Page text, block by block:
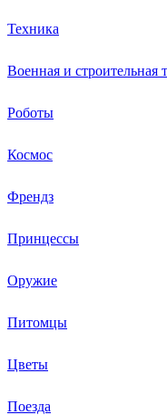
Техника
Военная и строительная
Роботы
Космос
Френдз
Принцессы
Оружие
Питомцы
Цветы
Поезда